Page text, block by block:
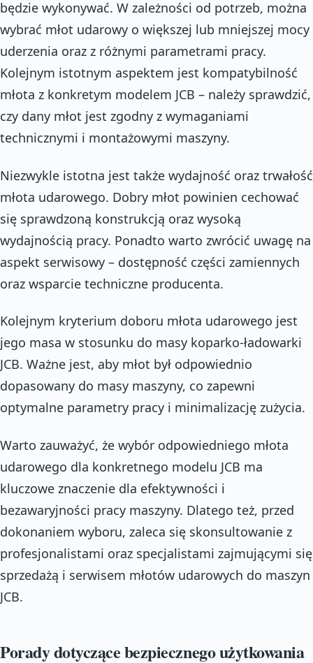
będzie wykonywać. W zależności od potrzeb, można
wybrać młot udarowy o większej lub mniejszej mocy
uderzenia oraz z różnymi parametrami pracy.
Kolejnym istotnym aspektem jest kompatybilność
młota z konkretym modelem JCB – należy sprawdzić,
czy dany młot jest zgodny z wymaganiami
technicznymi i montażowymi maszyny.
Niezwykle istotna jest także wydajność oraz trwałość
młota udarowego. Dobry młot powinien cechować
się sprawdzoną konstrukcją oraz wysoką
wydajnością pracy. Ponadto warto zwrócić uwagę na
aspekt serwisowy – dostępność części zamiennych
oraz wsparcie techniczne producenta.
Kolejnym kryterium doboru młota udarowego jest
jego masa w stosunku do masy koparko-ładowarki
JCB. Ważne jest, aby młot był odpowiednio
dopasowany do masy maszyny, co zapewni
optymalne parametry pracy i minimalizację zużycia.
Warto zauważyć, że wybór odpowiedniego młota
udarowego dla konkretnego modelu JCB ma
kluczowe znaczenie dla efektywności i
bezawaryjności pracy maszyny. Dlatego też, przed
dokonaniem wyboru, zaleca się skonsultowanie z
profesjonalistami oraz specjalistami zajmującymi się
sprzedażą i serwisem młotów udarowych do maszyn
JCB.
Porady dotyczące bezpiecznego użytkowania